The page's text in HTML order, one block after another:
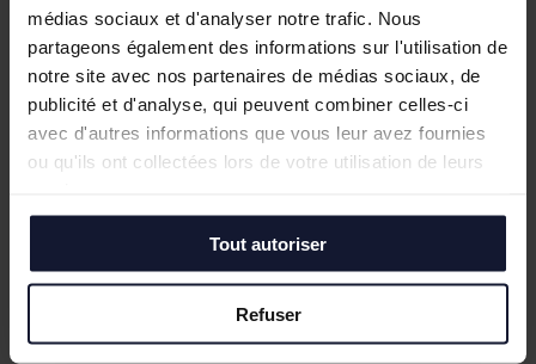
médias sociaux et d'analyser notre trafic. Nous
partageons également des informations sur l'utilisation de
notre site avec nos partenaires de médias sociaux, de
publicité et d'analyse, qui peuvent combiner celles-ci
avec d'autres informations que vous leur avez fournies
ou qu'ils ont collectées lors de votre utilisation de leurs
Tout autoriser
Refuser
Nom Prénom*
Numéro de téléphone
Adresse e-mail*